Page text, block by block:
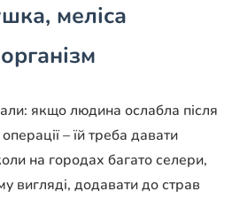
меліса
якщо людина ослабла після
– їй треба давати
на городах багато селери,
вигляді, додавати до страв